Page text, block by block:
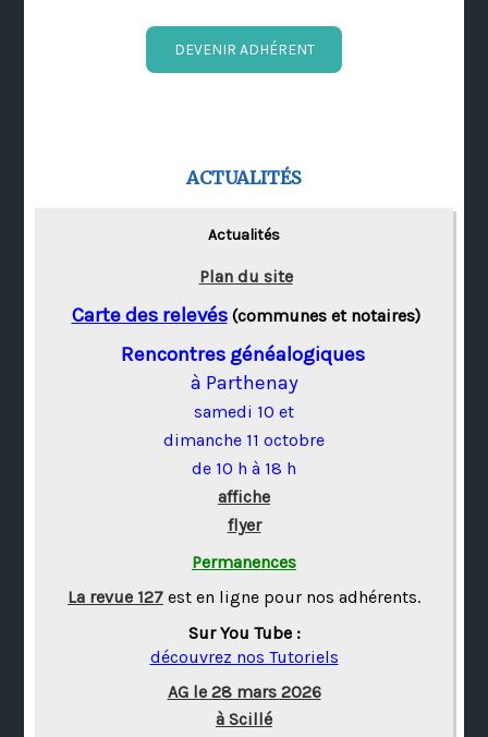
DEVENIR ADHÉRENT
ACTUALITÉS
Actualités
Plan du site
Carte des relevés(communes et notaires)
Rencontres généalogiques
à Parthenay
samedi 10 et
dimanche 11 octobre
de 10 h à 18 h
affiche
flyer
Permanences
La revue 127 est en ligne pour nos adhérents.
Sur You Tube :
découvrez nos Tutoriels
AG le 28 mars 2026
à Scillé